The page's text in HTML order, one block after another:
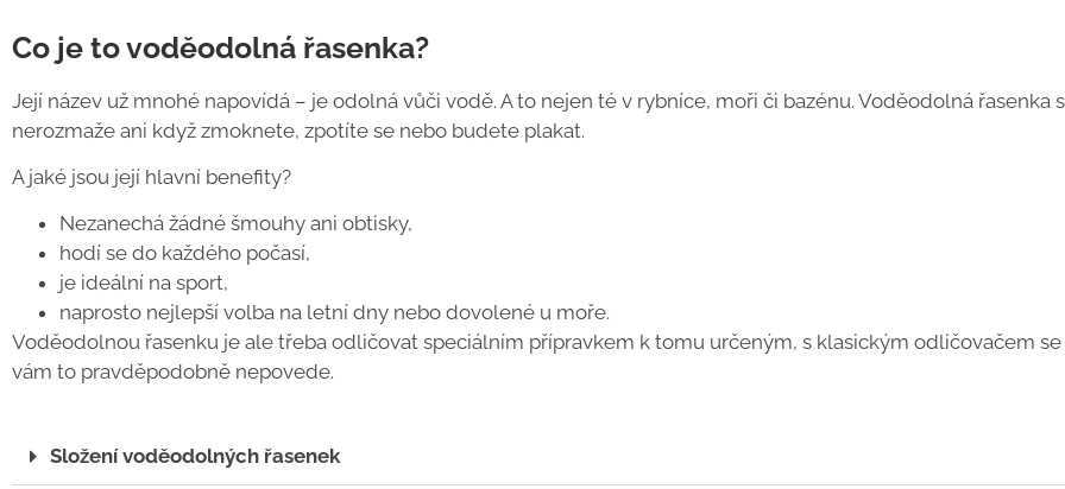
Co je to voděodolná řasenka?
Její název už mnohé napovídá – je odolná vůči vodě. A to nejen té v rybníce, moři či bazénu. Voděodolná řasenka
nerozmaže ani když zmoknete, zpotíte se nebo budete plakat.
A jaké jsou její hlavní benefity?
Nezanechá žádné šmouhy ani obtisky,
hodí se do každého počasí,
je ideální na sport,
naprosto nejlepší volba na letní dny nebo dovolené u moře.
Voděodolnou řasenku je ale třeba odličovat speciálním přípravkem k tomu určeným, s klasickým odličovačem se
vám to pravděpodobně nepovede.
Složení voděodolných řasenek